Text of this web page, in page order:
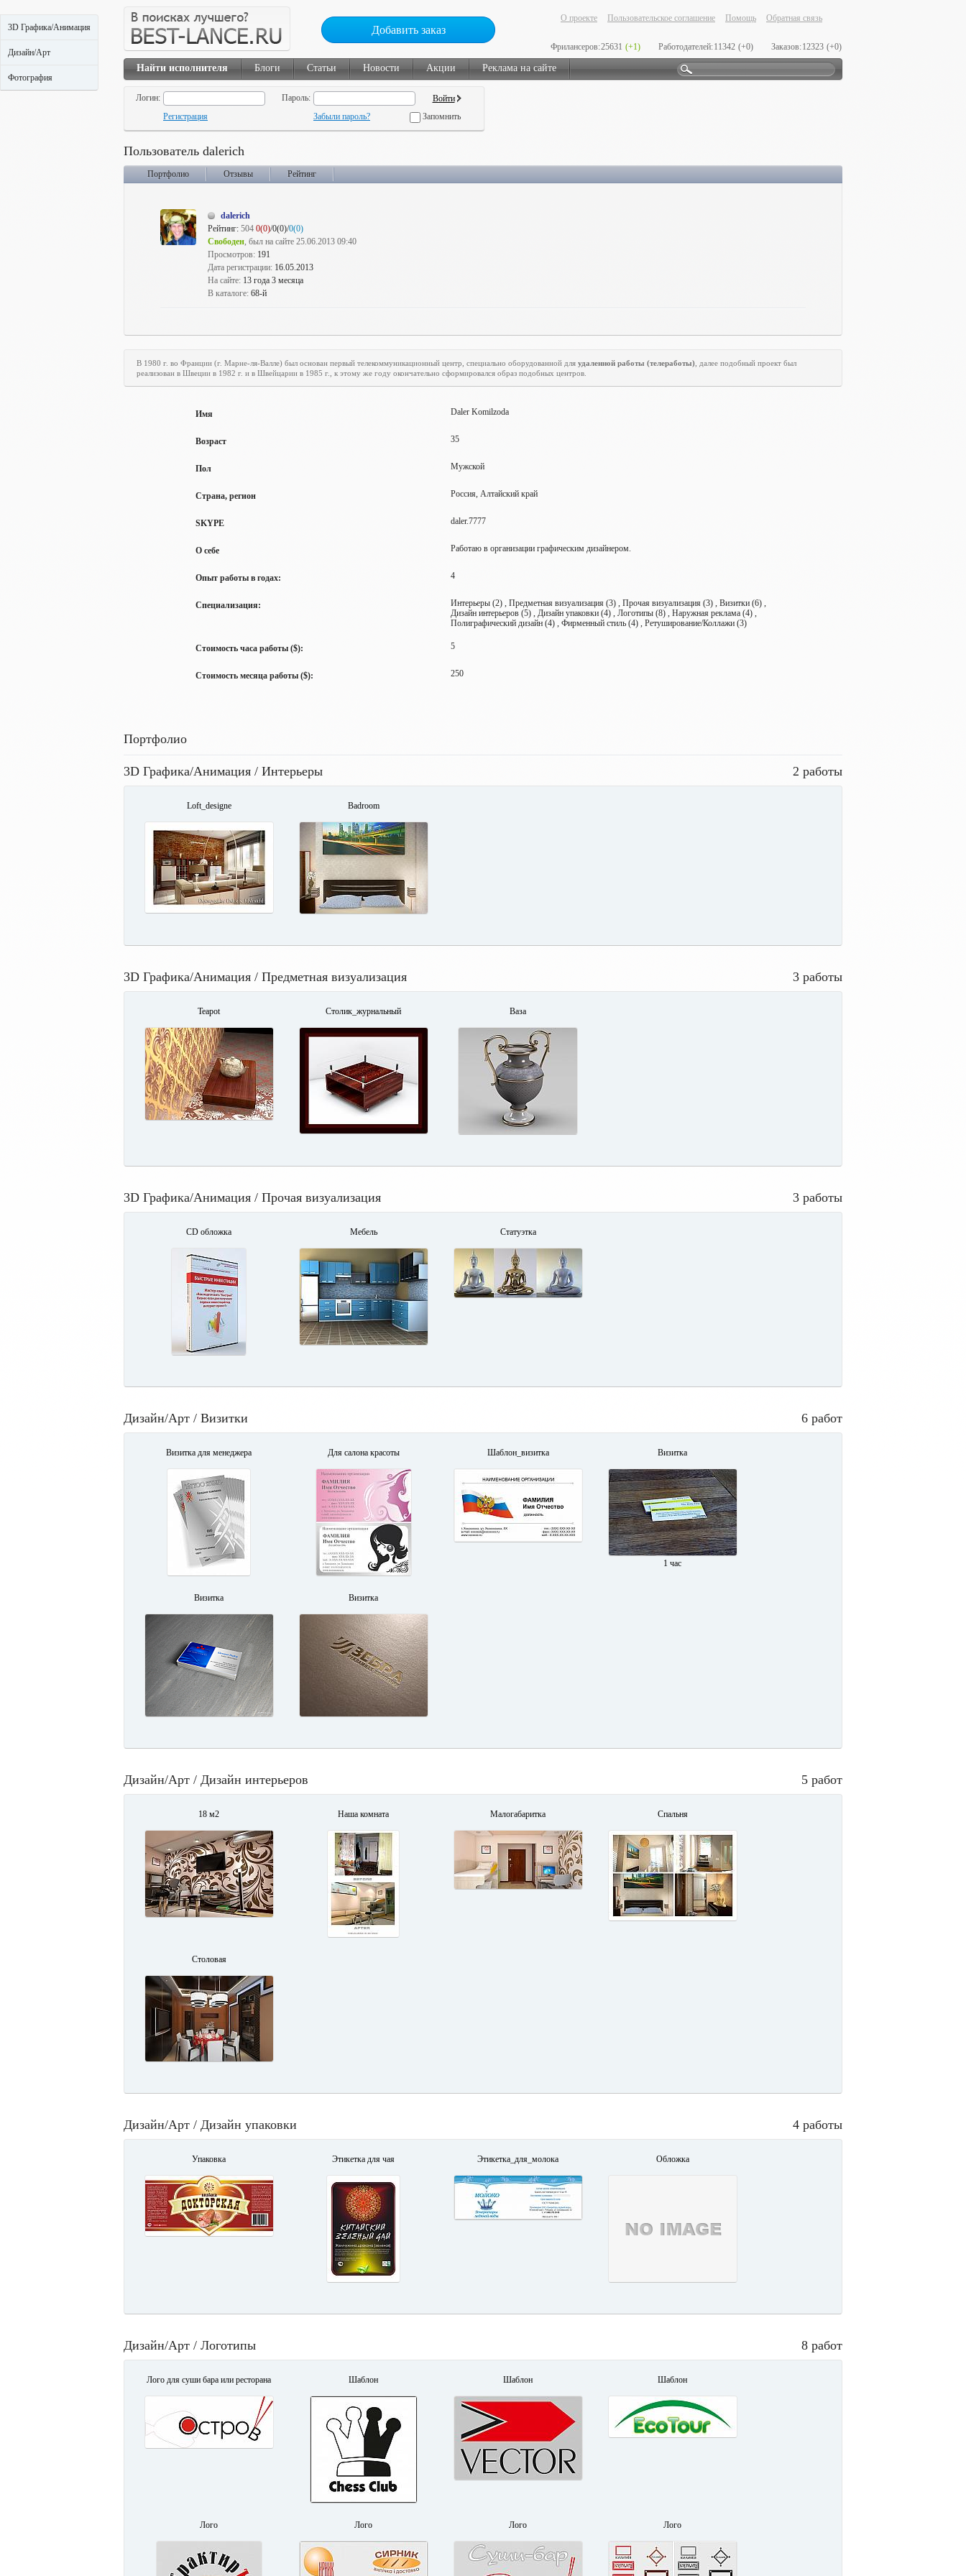
Добавить заказ
О проекте Пользовательское соглашение Помощь Обратная связь
Фрилансеров:25631 (+1) Работодателей:11342 (+0) Заказов:12323 (+0)
Найти исполнителя Блоги Статьи Новости Акции Реклама на сайте
Логин:
Пароль:
Регистрация
Забыли пароль? Запомнить
Пользователь dalerich
Портфолио Отзывы Рейтинг
dalerich
Рейтинг: 504 0(0)/0(0)/0(0)
Свободен, был на сайте 25.06.2013 09:40
Просмотров: 191
Дата регистрации: 16.05.2013
На сайте: 13 года 3 месяца
В каталоге: 68-й
В 1980 г. во Франции (г. Марне-ля-Валле) был основан первый телекоммуникационный центр, специально оборудованной для удаленной работы (телеработы) , далее подобный проект был
реализован в Швеции в 1982 г. и в Швейцарии в 1985 г., к этому же году окончательно сформировался образ подобных центров.
3D Графика/Анимация
Дизайн/Арт
Фотография
Имя Daler Komilzoda
Возраст 35
Пол Мужской
Страна, регион Россия, Алтайский край
SKYPE daler.7777
О себе Работаю в организации графическим дизайнером.
Опыт работы в годах: 4
Специализация:
Интерьеры (2) , Предметная визуализация (3) , Прочая визуализация (3) , Визитки (6) ,
Дизайн интерьеров (5) , Дизайн упаковки (4) , Логотипы (8) , Наружная реклама (4) ,
Полиграфический дизайн (4) , Фирменный стиль (4) , Ретуширование/Коллажи (3)
Стоимость часа работы ($): 5
Стоимость месяца работы ($): 250
Портфолио
3D Графика/Анимация / Интерьеры 2 работы
Loft_designe Badroom
3D Графика/Анимация / Предметная визуализация 3 работы
Teapot Столик_журнальный Ваза
3D Графика/Анимация / Прочая визуализация 3 работы
СD обложка Мебель Статуэтка
Дизайн/Арт / Визитки 6 работ
Визитка для менеджера Для салона красоты Шаблон_визитка Визитка
1 час
Визитка Визитка
Дизайн/Арт / Дизайн интерьеров 5 работ
18 м2 Наша комната Малогабаритка Спальня
Столовая
Дизайн/Арт / Дизайн упаковки 4 работы
Упаковка Этикетка для чая Этикетка_для_молока Обложка
Дизайн/Арт / Логотипы 8 работ
Лого для суши бара или ресторана Шаблон Шаблон Шаблон
Лого Лого Лого Лого